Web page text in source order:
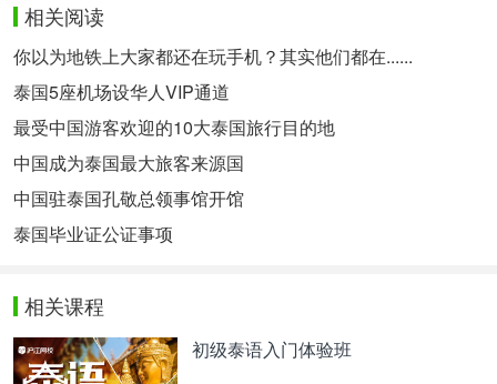
10. เป็นพี่น้องร่วมสาบานกันง่ายมาก
10.很轻易就能结拜到兄弟姐妹。
อยากเป็นพี่น้องร่วมสาบานกับพระเอก ไม่ยาก สิ่งที่ต้อง
ทำคือ เลี้ยงเหล้า ให้ที่พัก ให้เงิน
想要跟男主结拜不难，需要做的事情就是请他喝酒，
给他住处，砸他钱。
หรือแม้กระทั่งประลองยุทธ เนื่องจากพระเอกถูกชะตา
คนได้ง่ายมาก
或者在武功上面跟他交流，因为男主通常很好相处。
来的。
11. เรียนรู้วิชาได้ชั่วข้ามคืน
11.一夜之内学会一门技术/武功。
相关阅读
你以为地铁上大家都还在玩手机？其实他们都在......
泰国5座机场设华人VIP通道
最受中国游客欢迎的10大泰国旅行目的地
中国成为泰国最大旅客来源国
中国驻泰国孔敬总领事馆开馆
泰国毕业证公证事项
相关课程
初级泰语入门体验班